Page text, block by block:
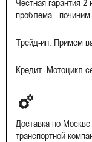
Честная гарантия 2
проблема - починим
Трейд-ин. Примем
Кредит. Мотоцикл
Доставка по
транспортной